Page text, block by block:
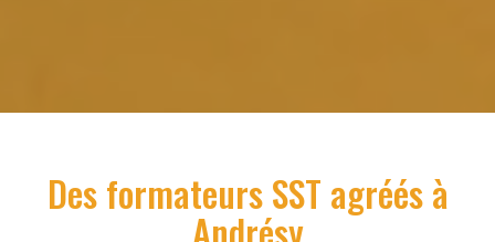
Des formateurs SST agréés à
Andrésy